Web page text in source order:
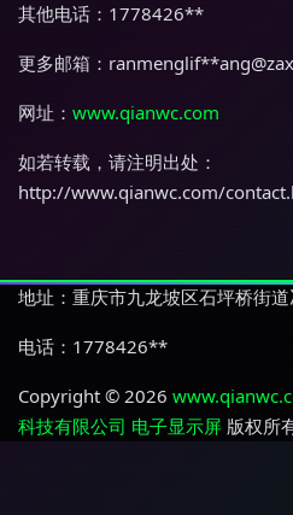
其他电话：1778426**
更多邮箱：ranmenglif**
网址： www.qianwc.com
如若转载，请注明出处：
http://www.qianwc.com/
地址：重庆市九龙坡区石坪桥街
电话：1778426**
Copyright © 2026
科技有限公司 电子显示屏 版权所